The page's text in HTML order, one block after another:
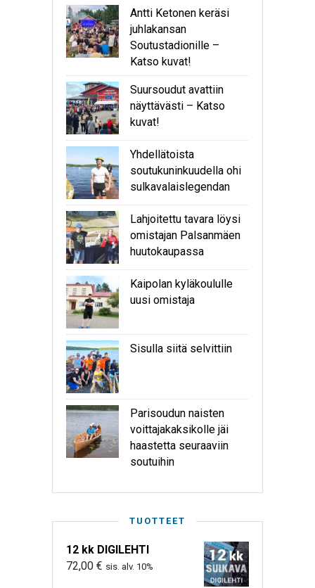
Antti Ketonen keräsi
juhlakansan
Soutustadionille –
Katso kuvat!
Suursoudut avattiin
näyttävästi – Katso
kuvat!
Yhdellätoista
soutukuninkuudella ohi
sulkavalaislegendan
Lahjoitettu tavara löysi
omistajan Palsanmäen
huutokaupassa
Kaipolan kyläkoululle
uusi omistaja
Sisulla siitä selvittiin
Parisoudun naisten
voittajakaksikolle jäi
haastetta seuraaviin
soutuihin
TUOTTEET
12 kk DIGILEHTI
72,00 € sis. alv. 10%